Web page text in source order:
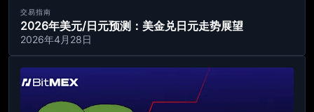
交易指南
2026年美元/日元预测：美金兑日元走势展望
2026年4月28日